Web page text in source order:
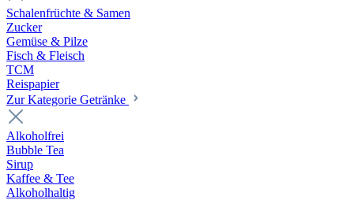
Schalenfrüchte & Samen
Zucker
Gemüse & Pilze
Fisch & Fleisch
TCM
Reispapier
Zur Kategorie Getränke
Alkoholfrei
Bubble Tea
Sirup
Kaffee & Tee
Alkoholhaltig